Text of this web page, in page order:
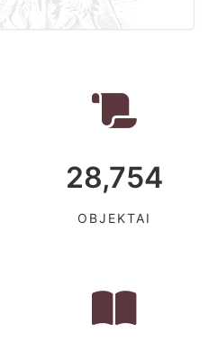
28,754
OBJEKTAI